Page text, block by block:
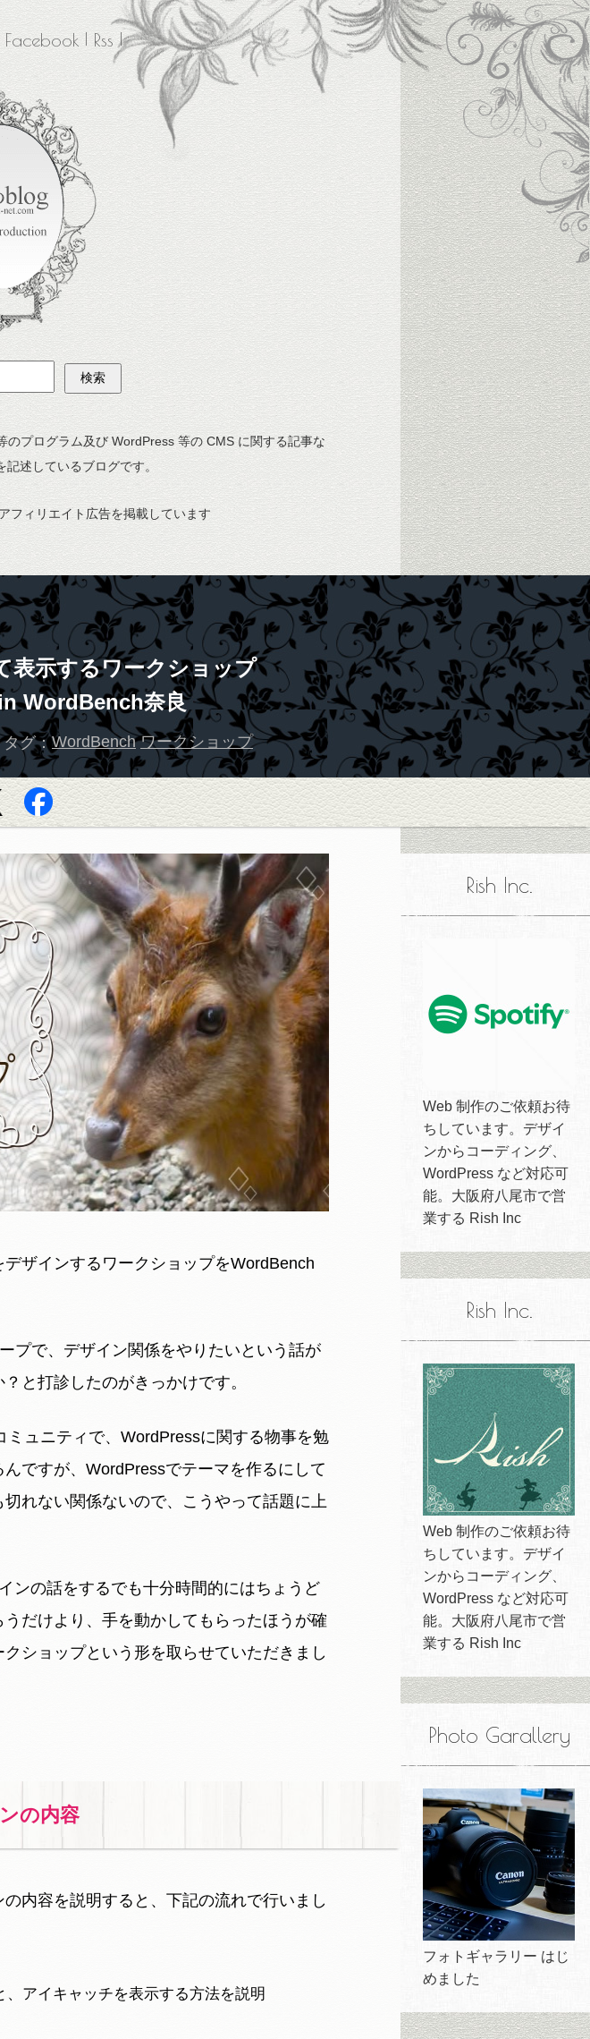
Facebook Rss
プログラム及び WordPress 等の CMS に関する記事な
述しているブログです。
フィリエイト広告を掲載しています
表示するワークショップ
WordBench奈良
タグ：WordBench ワークショップ
ザインするワークショップをWordBench
プで、デザイン関係をやりたいという話が
と打診したのがきっかけです。
ュニティで、WordPressに関する物事を勉
ですが、WordPressでテーマを作るにして
れない関係ないので、こうやって話題に上
ンの話をするでも十分時間的にはちょうど
だけより、手を動かしてもらったほうが確
ショップという形を取らせていただきまし
の内容
内容を説明すると、下記の流れで行いまし
アイキャッチを表示する方法を説明
Rish Inc.
Web 制作のご依頼お待
ちしています。デザイ
ンからコーディング、
WordPress など対応可
能。大阪府八尾市で営
業する Rish Inc
Rish Inc.
Web 制作のご依頼お待
ちしています。デザイ
ンからコーディング、
WordPress など対応可
能。大阪府八尾市で営
業する Rish Inc
Photo Garallery
フォトギャラリー はじ
めました